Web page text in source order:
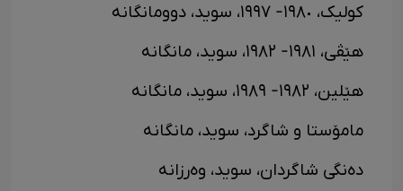
کولیک، ١٩٨٠- ١٩٩٧، سوید، دوومانگانە
هێڤی، ١٩٨١- ١٩٨٢، سوید، مانگانە
هێلین، ١٩٨٢- ١٩٨٩، سوید، مانگانە
مامۆستا و شاگرد، سوید، مانگانە
دەنگی شاگردان، سوید، وەرزانە